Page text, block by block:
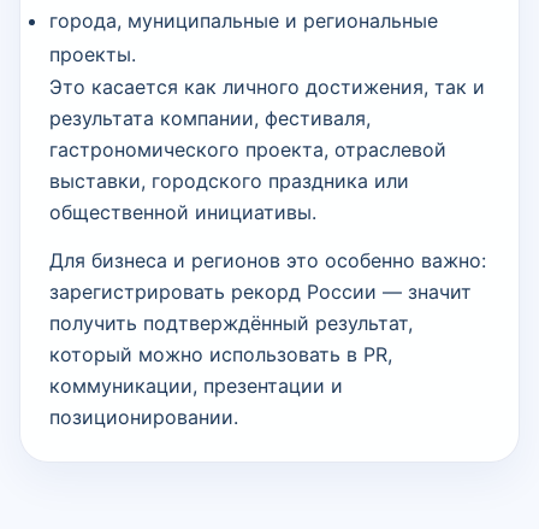
города, муниципальные и региональные
проекты.
Это касается как личного достижения, так и
результата компании, фестиваля,
гастрономического проекта, отраслевой
выставки, городского праздника или
общественной инициативы.
Для бизнеса и регионов это особенно важно:
зарегистрировать рекорд России — значит
получить подтверждённый результат,
который можно использовать в PR,
коммуникации, презентации и
позиционировании.